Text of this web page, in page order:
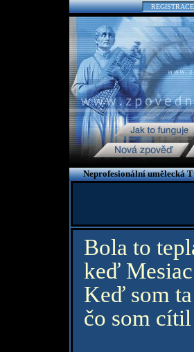
REGISTRACE
Neprofesionální umělecká
Bola to
keď
Keď som
čo som